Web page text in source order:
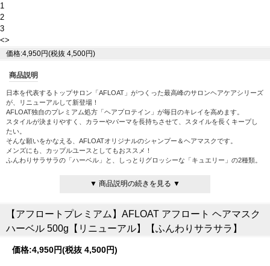
1
2
3
<>
価格:4,950円(税抜 4,500円)
商品説明
日本を代表するトップサロン「AFLOAT」がつくった最高峰のサロンヘアケアシリーズ
が、リニューアルして新登場！
AFLOAT独自のプレミアム処方「ヘアプロテイン」が毎日のキレイを高めます。
スタイルが決まりやすく、カラーやパーマを長持ちさせて、スタイルを長くキープし
たい。
そんな願いをかなえる、AFLOATオリジナルのシャンプー＆ヘアマスクです。
メンズにも、カップルユースとしてもおススメ！
ふんわりサラサラの「ハーベル」と、しっとりグロッシーな「キュエリー」の2種類。
ナチュラル＆ヘルシーなふんわりサラサラ髪がお好みなら「ハーベル」！
ヘアケアだけでなく、スカルプケアも重視し、健やかな髪と頭皮環境をかなえます。
心安らぐ柑橘エキスの香り。
髪を強くする「ヘアプロテイン」配合。
ボタニカル成分を贅沢に配合し、髪だけではなく頭皮も健やかに。
▼ 商品説明の続きを見る ▼
【アフロートプレミアム】AFLOAT アフロート ヘアマスク
ハーベル 500g【リニューアル】【ふんわりサラサラ】
価格:4,950円(税抜 4,500円)